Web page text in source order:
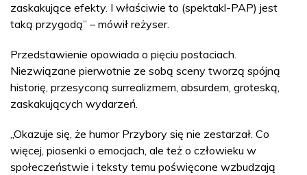
zaskakujące efekty. I właściwie to (spektakl-PAP) jest
taką przygodą” – mówił reżyser.
Przedstawienie opowiada o pięciu postaciach.
Niezwiązane pierwotnie ze sobą sceny tworzą spójną
historię, przesyconą surrealizmem, absurdem, groteską,
zaskakujących wydarzeń.
„Okazuje się, że humor Przybory się nie zestarzał. Co
więcej, piosenki o emocjach, ale też o człowieku w
społeczeństwie i teksty temu poświęcone wzbudzają